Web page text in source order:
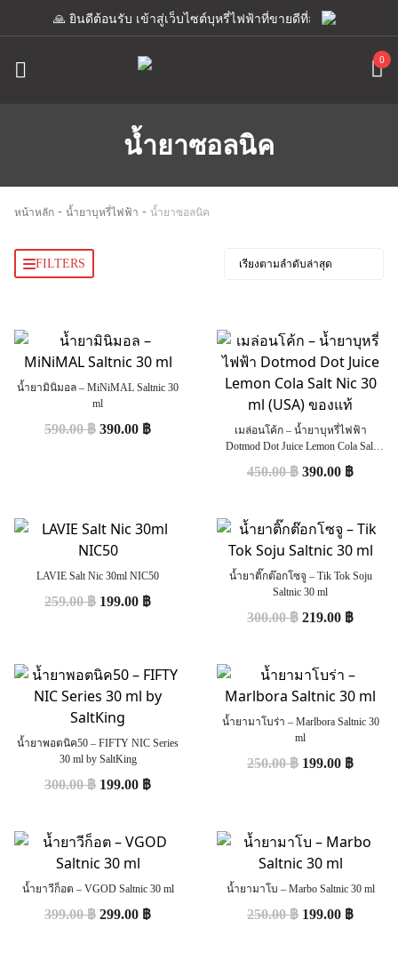
🙏 ยินดีต้อนรับ เข้าสู่เว็บไซต์บุหรี่ไฟฟ้าที่ขายดีที่สุด เรามีแอดมินพ
0
น้ำยาซอลนิค
หน้าหลัก - น้ำยาบุหรี่ไฟฟ้า - น้ำยาซอลนิค
FILTERS
น้ำยามินิมอล – MiNiMAL Saltnic 30
ml
590.00฿ 390.00 ฿
เมล่อนโค้ก – น้ำยาบุหรี่ไฟฟ้า
Dotmod Dot Juice Lemon Cola Salt
450.00฿ 390.00 ฿
LAVIE Salt Nic 30ml NIC50
259.00฿ 199.00 ฿
น้ำยาติ๊กต๊อกโซจู – Tik Tok Soju
Saltnic 30 ml
300.00฿ 219.00 ฿
น้ำยาพอตนิค50 – FIFTY NIC Series
30 ml by SaltKing
300.00฿ 199.00 ฿
น้ำยามาโบร่า – Marlbora Saltnic 30
ml
250.00฿ 199.00 ฿
น้ำยาวีก็อต – VGOD Saltnic 30 ml
399.00฿ 299.00 ฿
น้ำยามาโบ – Marbo Saltnic 30 ml
250.00฿ 199.00 ฿